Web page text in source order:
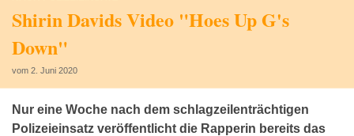
Shirin Davids Video "Hoes Up G's
Down"
vom 2. Juni 2020
Nur eine Woche nach dem schlagzeilenträchtigen
Polizeieinsatz veröffentlicht die Rapperin bereits das